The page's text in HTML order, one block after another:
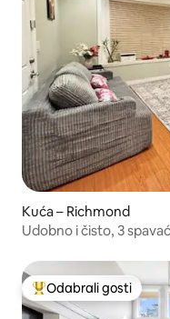
Kuća – Richmond
Udobno i čisto, 3
Među najviše
Odabrali gosti